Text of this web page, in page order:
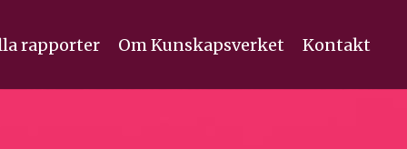
rapporter Om Kunskapsverket Kontakt